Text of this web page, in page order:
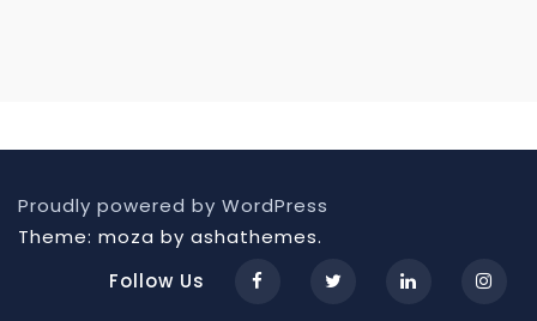
Proudly powered by WordPress
Theme: moza by ashathemes.
Follow Us